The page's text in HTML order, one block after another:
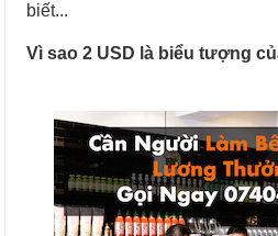
biết...
Vì sao 2 USD là biểu tượng